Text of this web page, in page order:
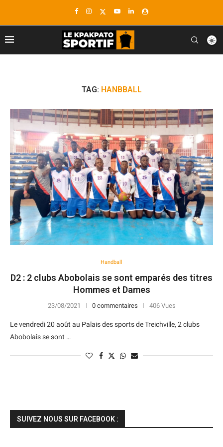
TAG: HANBBALL
Handball
D2 : 2 clubs Abobolais se sont emparés des titres
Hommes et Dames
23/08/2021 0 commentaires 406 Vues
Le vendredi 20 août au Palais des sports de Treichville, 2 clubs
Abobolais se sont …
SUIVEZ NOUS SUR FACEBOOK :